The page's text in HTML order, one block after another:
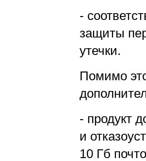
-
защиты
утечки.
Помимо
- продукт
и
10 Гб